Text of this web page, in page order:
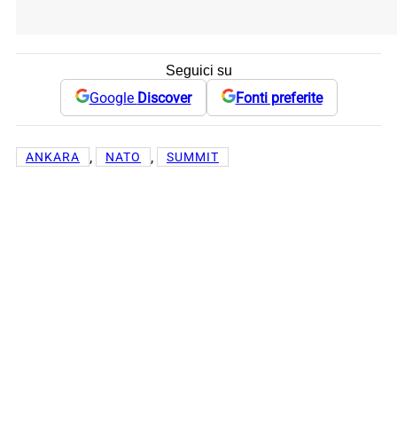
Seguici su
Google Discover Fonti preferite
ANKARA , NATO , SUMMIT